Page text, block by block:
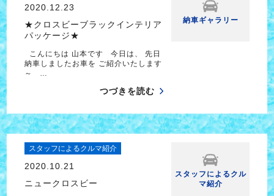
2020.12.23
★クロスビーブラックインテリア
パッケージ★
こんにちは 山本です 今日は、 先日
納車しましたお車を ご紹介いたします
～ …
つづきを読む
納車ギャラリー
スタッフによるクルマ紹介
2020.10.21
ニュークロスビー
スタッフによるクル
マ紹介